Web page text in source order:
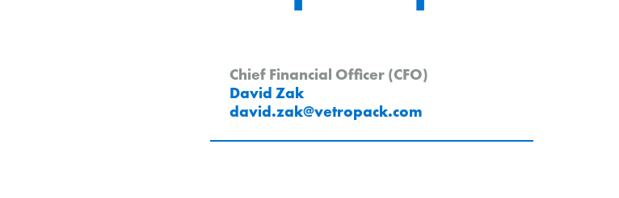
Chief Financial Officer (CFO)
David Zak
david.zak@vetropack.com